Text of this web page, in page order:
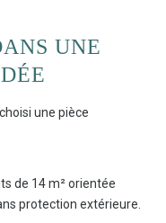
UNE
une pièce
de 14 m² orientée
protection extérieure.